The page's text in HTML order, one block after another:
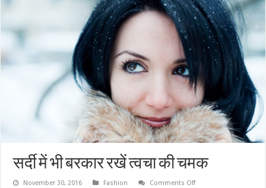
सर्दी में भी बरकार रखें त्वचा की चमक
November 30, 2016 Fashion Comments Offon